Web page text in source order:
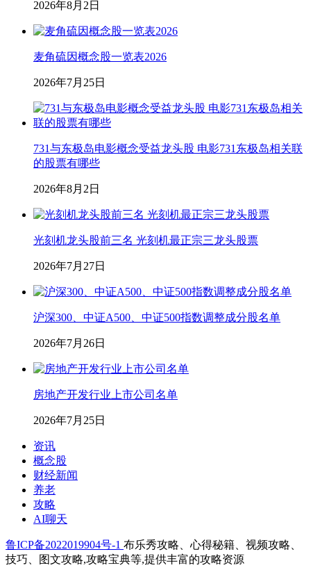
2026年8月2日
麦角硫因概念股一览表2026
2026年7月25日
731与东极岛电影概念受益龙头股 电影731东极岛相关联
的股票有哪些
2026年8月2日
光刻机龙头股前三名 光刻机最正宗三龙头股票
2026年7月27日
沪深300、中证A500、中证500指数调整成分股名单
2026年7月26日
房地产开发行业上市公司名单
2026年7月25日
资讯
概念股
财经新闻
养老
攻略
AI聊天
鲁ICP备2022019904号-1 布乐秀攻略、心得秘籍、视频攻略、
技巧、图文攻略,攻略宝典等,提供丰富的攻略资源